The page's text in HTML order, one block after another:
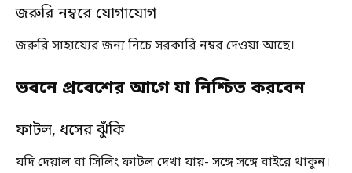
জরুরি নম্বরে যোগাযোগ
জরুরি সাহায্যের জন্য নিচে সরকারি নম্বর দেওয়া আছে।
ভবনে প্রবেশের আগে যা নিশ্চিত করবেন
ফাটল, ধসের ঝুঁকি
যদি দেয়াল বা সিলিং ফাটল দেখা যায়- সঙ্গে সঙ্গে বাইরে থাকুন।